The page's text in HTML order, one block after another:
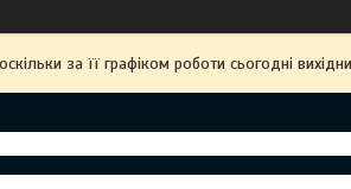
за її графіком роботи сьогодні